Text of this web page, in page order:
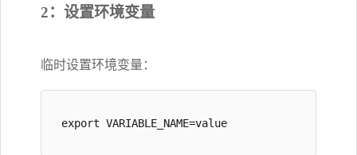
2：设置环境变量
临时设置环境变量：
export VARIABLE_NAME=value